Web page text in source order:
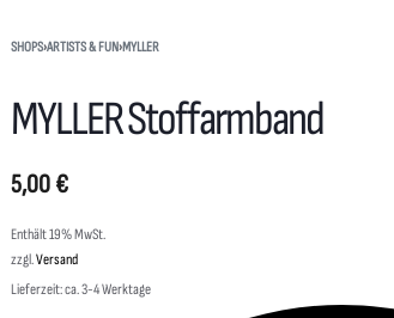
SHOPS›ARTISTS & FUN›MYLLER
MYLLER Stoffarmband
5,00€
Enthält 19% MwSt.
zzgl.Versand
Lieferzeit: ca. 3-4 Werktage